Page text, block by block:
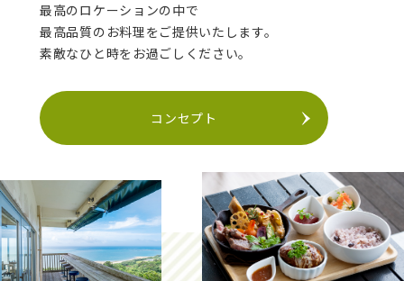
最高のロケーションの中で
最高品質のお料理をご提供いたします。
素敵なひと時をお過ごしください。
コンセプト